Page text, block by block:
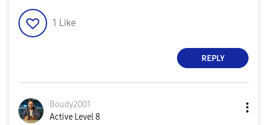
1 Like
REPLY
Boudy2001
Active Level 8